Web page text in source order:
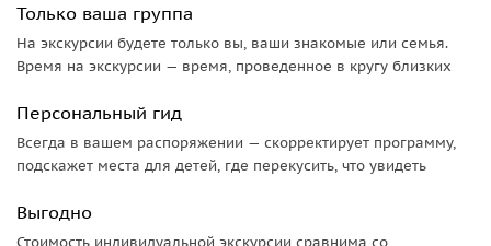
Только ваша группа
На экскурсии будете только вы, ваши знакомые или семья.
Время на экскурсии — время, проведенное в кругу близких
Персональный гид
Всегда в вашем распоряжении — скорректирует программу,
подскажет места для детей, где перекусить, что увидеть
Выгодно
Стоимость индивидуальной экскурсии сравнима со